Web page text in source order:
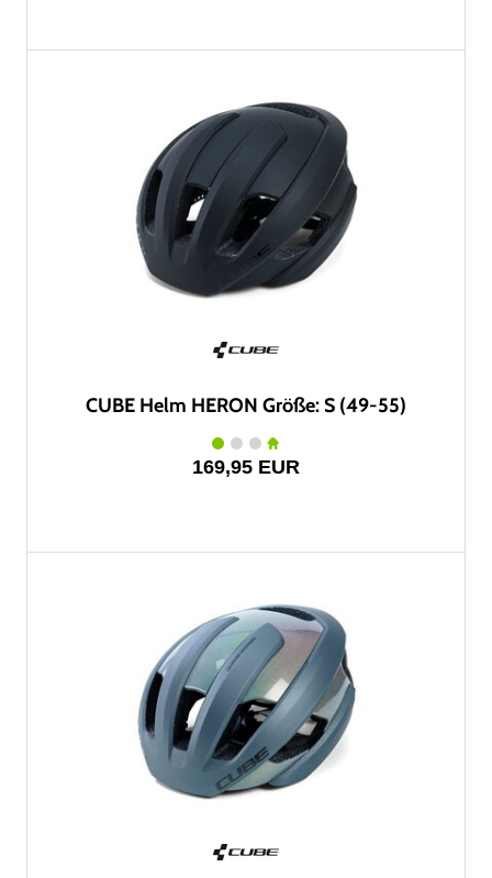
CUBE Helm HERON Größe: S (49-55)
169,95 EUR